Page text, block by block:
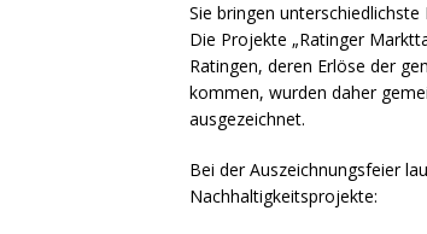
Sie bringen
Die Projekte „Ratinger
Ratingen, deren Erlöse der
kommen, wurden daher
ausgezeichnet.
Bei der Auszeichnungsfeier
Nachhaltigkeitsprojekte: